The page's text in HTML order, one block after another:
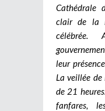
Cathédrale
clair de la
célébrée.
leur
La veillée
de 21
fanfares,